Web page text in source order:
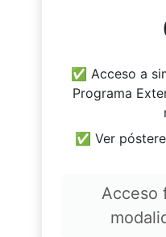
✅ Acceso a
Programa
✅ Ver
Acceso